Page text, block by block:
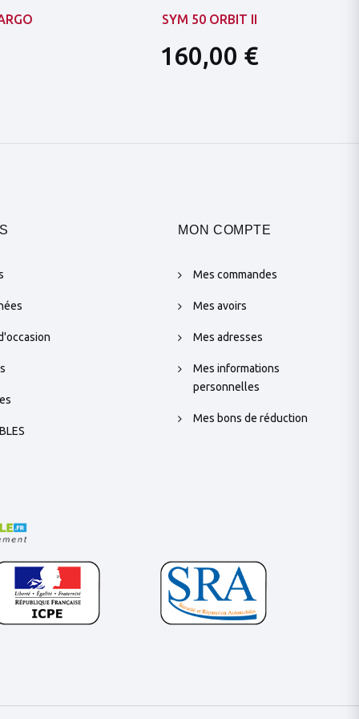
SYM 50 ORBIT II
160,00 €
MON COMPTE
Mes commandes
Mes avoirs
Mes adresses
Mes informations
personnelles
Mes bons de réduction